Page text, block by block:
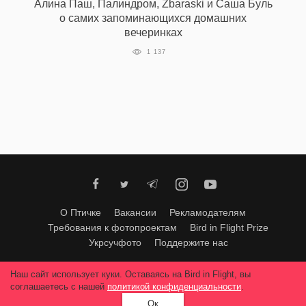
Алина Паш, Палиндром, Zbaraski и Саша Буль
о самих запоминающихся домашних
вечеринках
1 137
О Птичке Вакансии
Рекламодателям
Требования к фотопроектам
Bird in Flight Prize
Укрсучфото
Поддержите нас
Любое использование материалов допускается только с согласия
редакции.© 2026, Bird In Flight.
Все права защищены.
Наш сайт использует куки. Оставаясь на Bird in Flight, вы
соглашаетесь с нашей политикой конфиденциальности.
Ок